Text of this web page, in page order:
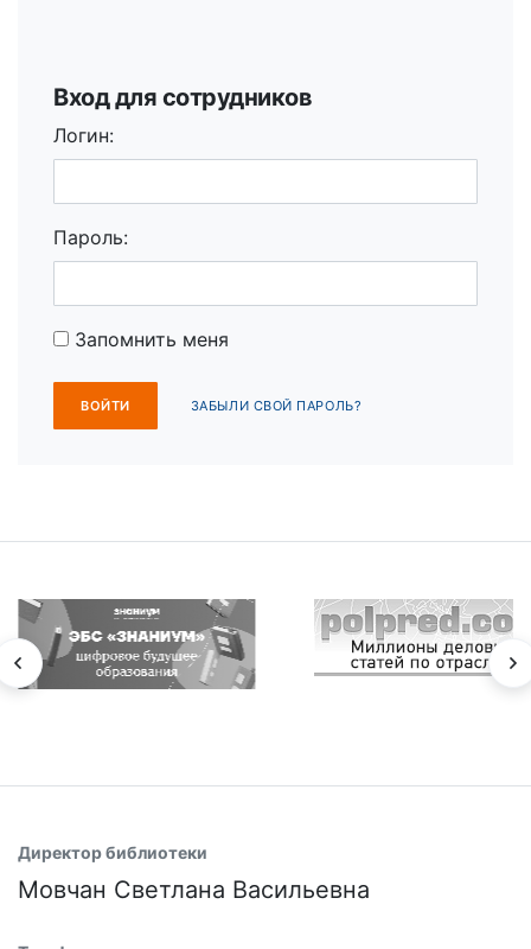
Вход для сотрудников
Логин:
Пароль:
Запомнить меня
ЗАБЫЛИ СВОЙ ПАРОЛЬ?
Директор библиотеки
Мовчан Светлана Васильевна